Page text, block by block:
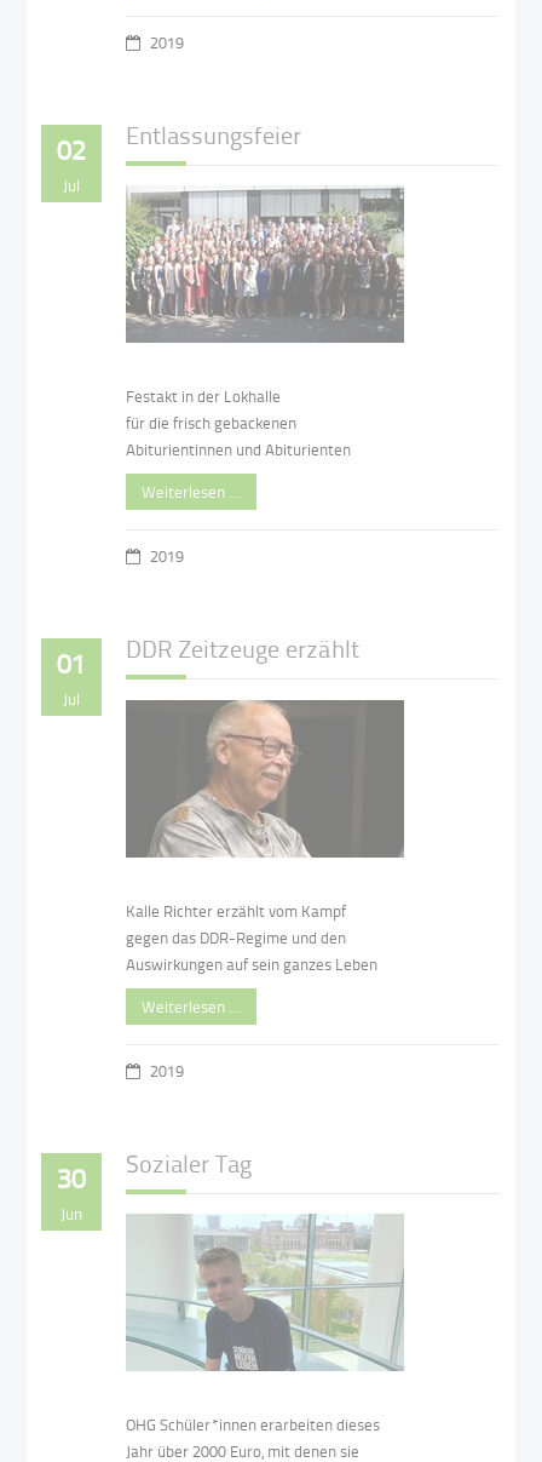
2019
02
Jul
Entlassungsfeier
Festakt in der Lokhalle
für die frisch gebackenen
Abiturientinnen und Abiturienten
Weiterlesen …
2019
01
Jul
DDR Zeitzeuge erzählt
Kalle Richter erzählt vom Kampf
gegen das DDR-Regime und den
Auswirkungen auf sein ganzes Leben
Weiterlesen …
2019
30
Jun
Sozialer Tag
OHG Schüler*innen erarbeiten dieses
Jahr über 2000 Euro, mit denen sie